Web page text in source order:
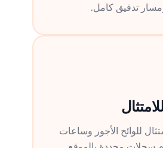
تدقيق كامل.
للوائح الأجور وساعات